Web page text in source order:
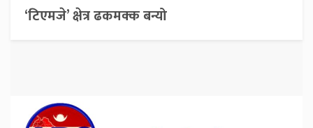
‘टिएमजे’ क्षेत्र ढकमक्क बन्यो